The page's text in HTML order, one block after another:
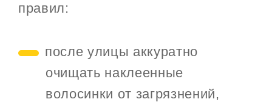
правил:
после улицы аккуратно
очищать наклеенные
волосинки от загрязнений,